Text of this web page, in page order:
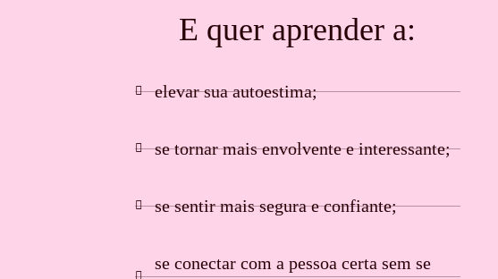
E quer aprender a:
elevar sua autoestima;
se tornar mais envolvente e interessante;
se sentir mais segura e confiante;
se conectar com a pessoa certa sem se